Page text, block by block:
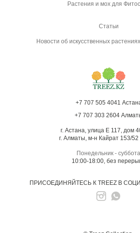
Растения и мох для
Статьи
Новости об искусственных
+7 707 505 4041
+7 707 303 2604
г. Астана, улица Е 117, дом
г. Алматы, м-н Кайрат 153/52
Понедельник - суббота
10:00-18:00, без
ПРИСОЕДИНЯЙТЕСЬ К TREEZ В